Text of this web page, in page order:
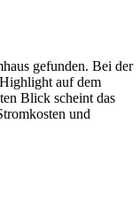
gefunden. Bei der
auf dem
Blick scheint das
und